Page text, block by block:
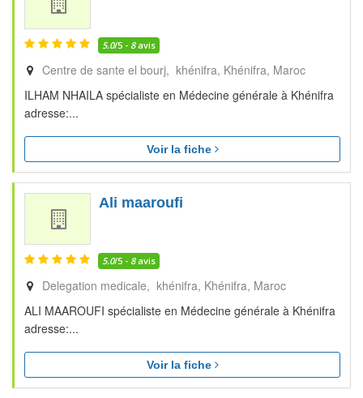
5.0/5 - 8avis
Centre de sante el bourj, khénifra Khénifra Maroc
ILHAM NHAILA spécialiste en Médecine générale à Khénifra
adresse:...
Voir la fiche
Ali maaroufi
5.0/5 - 8avis
Delegation medicale, khénifra Khénifra Maroc
ALI MAAROUFI spécialiste en Médecine générale à Khénifra
adresse:...
Voir la fiche